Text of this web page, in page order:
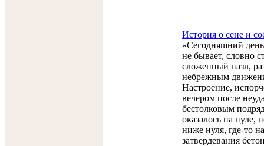
История о сене и
«Сегодняшний
не бывает, словно
сложенный пазл,
небрежным
Настроение,
вечером после
бестолковым
оказалось на нуле,
ниже нуля, где-то
затвердевания